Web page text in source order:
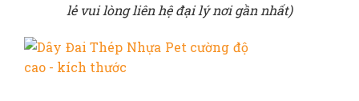
lẻ vui lòng liên hệ đại lý nơi gần nhất)